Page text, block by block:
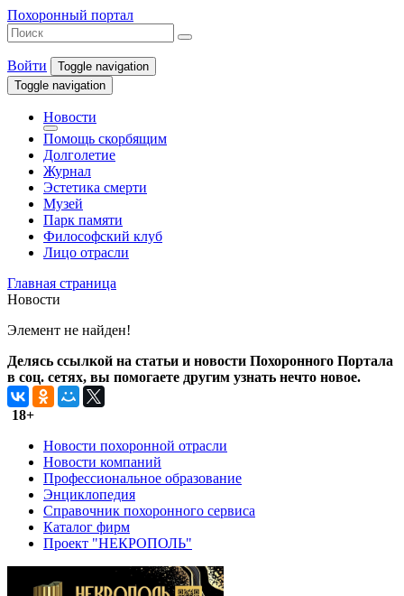
Похоронный портал
Войти
Toggle navigation
Toggle navigation
Новости
Помощь скорбящим
Долголетие
Журнал
Эстетика смерти
Музей
Парк памяти
Философский клуб
Лицо отрасли
Главная страница
Новости
Элемент не найден!
Делясь ссылкой на статьи и новости Похоронного Портала
в соц. сетях, вы помогаете другим узнать нечто новое.
18+
Новости похоронной отрасли
Новости компаний
Профессиональное образование
Энциклопедия
Справочник похоронного сервиса
Каталог фирм
Проект "НЕКРОПОЛЬ"